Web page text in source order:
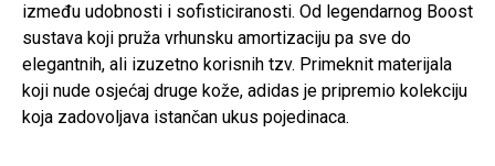
između udobnosti i sofisticiranosti. Od legendarnog Boost
sustava koji pruža vrhunsku amortizaciju pa sve do
elegantnih, ali izuzetno korisnih tzv. Primeknit materijala
koji nude osjećaj druge kože, adidas je pripremio kolekciju
koja zadovoljava istančan ukus pojedinaca.